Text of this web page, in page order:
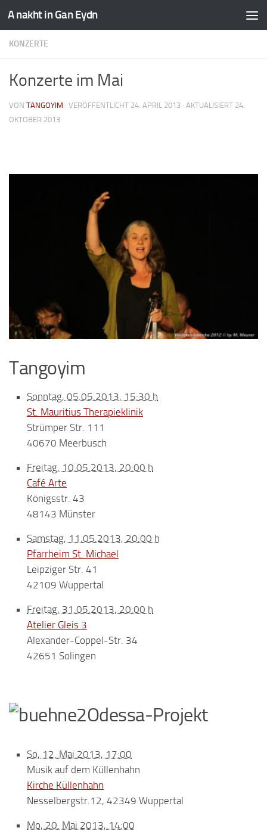
A nakht in Gan Eydn
KONZERTE
Konzerte im Mai
VON TANGOYIM · VERÖFFENTLICHT 24. APRIL 2013 · AKTUALISIERT 24.
OKTOBER 2013
Tangoyim
Sonntag, 05.05.2013, 15:30 h
St. Mauritius Therapieklinik
Strümper Str. 111
40670 Meerbusch
Freitag, 10.05.2013, 20:00 h
Café Arte
Königsstr. 43
48143 Münster
Samstag, 11.05.2013, 20:00 h
Pfarrheim St. Michael
Leipziger Str. 41
42109 Wuppertal
Freitag, 31.05.2013, 20:00 h
Atelier Gleis 3
Alexander-Coppel-Str. 34
42651 Solingen
Odessa-Projekt
So, 12. Mai 2013, 17:00
Musik auf dem Küllenhahn
Kirche Küllenhahn
Nesselbergstr.12, 42349 Wuppertal
Mo, 20. Mai 2013, 14:00